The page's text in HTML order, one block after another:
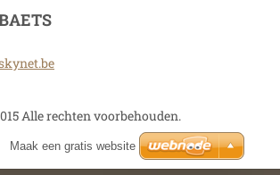
e
Alle rechten voorbehouden.
Maak een gratis website